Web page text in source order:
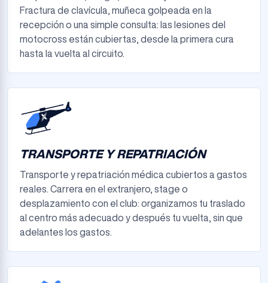
Fractura de clavícula, muñeca golpeada en la
recepción o una simple consulta: las lesiones del
motocross están cubiertas, desde la primera cura
hasta la vuelta al circuito.
TRANSPORTE Y REPATRIACIÓN
Transporte y repatriación médica cubiertos a gastos
reales. Carrera en el extranjero, stage o
desplazamiento con el club: organizamos tu traslado
al centro más adecuado y después tu vuelta, sin que
adelantes los gastos.